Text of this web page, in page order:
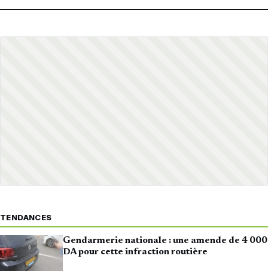
TENDANCES
Gendarmerie nationale : une amende de 4 000
DA pour cette infraction routière